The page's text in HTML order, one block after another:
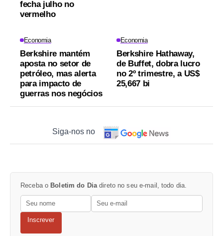
fecha julho no
vermelho
Economia
Berkshire mantém
aposta no setor de
petróleo, mas alerta
para impacto de
guerras nos negócios
Economia
Berkshire Hathaway,
de Buffet, dobra lucro
no 2º trimestre, a US$
25,667 bi
Siga-nos no
Receba o Boletim do Diadireto no seu e-mail, todo dia.
Inscrever